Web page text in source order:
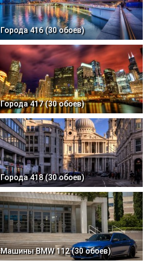
Города 416 (30 обоев)
Города 417 (30 обоев)
Города 418 (30 обоев)
Машины BMW 112 (30 обоев)